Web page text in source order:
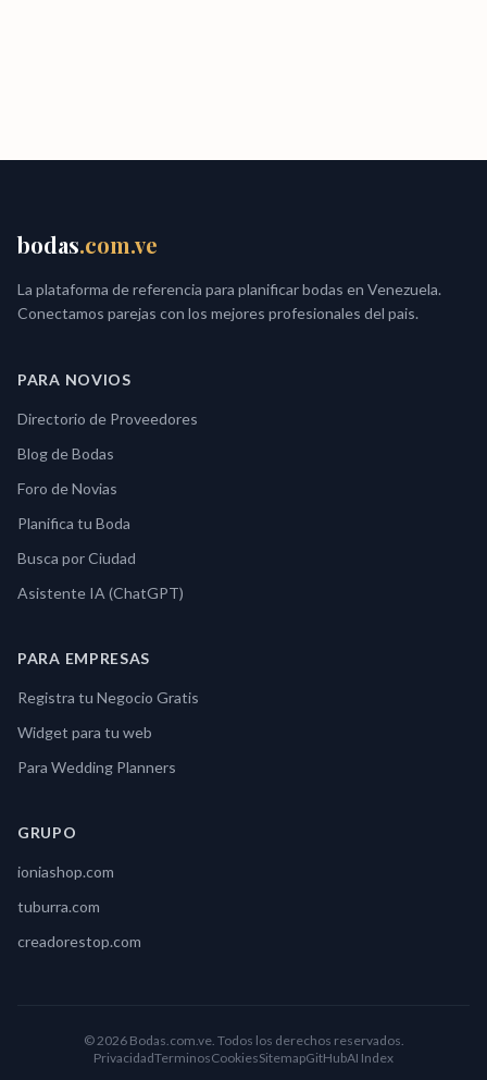
bodas.com.ve
La plataforma de referencia para planificar bodas en Venezuela.
Conectamos parejas con los mejores profesionales del pais.
PARA NOVIOS
Directorio de Proveedores
Blog de Bodas
Foro de Novias
Planifica tu Boda
Busca por Ciudad
Asistente IA (ChatGPT)
PARA EMPRESAS
Registra tu Negocio Gratis
Widget para tu web
Para Wedding Planners
GRUPO
ioniashop.com
tuburra.com
creadorestop.com
© 2026 Bodas.com.ve. Todos los derechos reservados.
PrivacidadTerminosCookiesSitemapGitHubAI Index